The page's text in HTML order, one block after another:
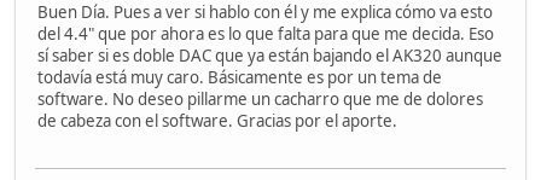
Buen Día. Pues a ver si hablo con él y me explica cómo va esto
del 4.4" que por ahora es lo que falta para que me decida. Eso
sí saber si es doble DAC que ya están bajando el AK320 aunque
todavía está muy caro. Básicamente es por un tema de
software. No deseo pillarme un cacharro que me de dolores
de cabeza con el software. Gracias por el aporte.